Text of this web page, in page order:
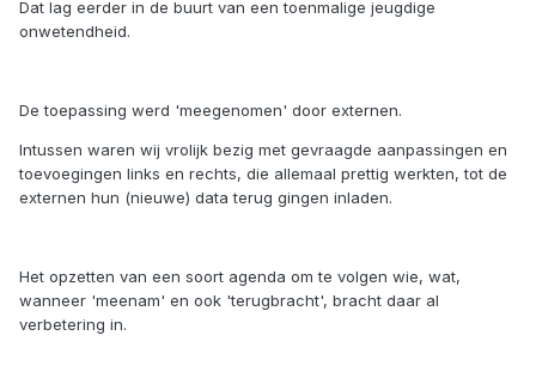
Dat lag eerder in de buurt van een toenmalige jeugdige
onwetendheid.
De toepassing werd 'meegenomen' door externen.
Intussen waren wij vrolijk bezig met gevraagde aanpassingen en
toevoegingen links en rechts, die allemaal prettig werkten, tot de
externen hun (nieuwe) data terug gingen inladen.
Het opzetten van een soort agenda om te volgen wie, wat,
wanneer 'meenam' en ook 'terugbracht', bracht daar al
verbetering in.